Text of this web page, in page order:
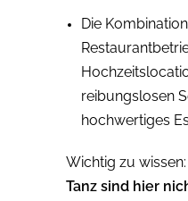
Die
reibungslosen
hochwertiges
Wichtig zu wissen:
Tanz sind hier